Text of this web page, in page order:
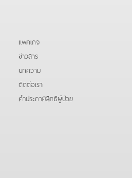
แพคเกจ
ข่าวสาร
บทความ
ติดต่อเรา
คําประกาศสิทธิผู้ป่วย